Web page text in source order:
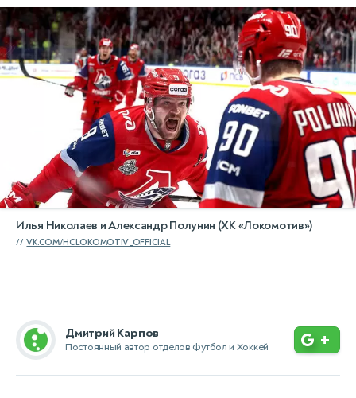
Илья Николаев и Александр Полунин (ХК «Локомотив»)
VK.COM/HCLOKOMOTIV_OFFICIAL
Дмитрий Карпов
Постоянный автор отделов Футбол и Хоккей +